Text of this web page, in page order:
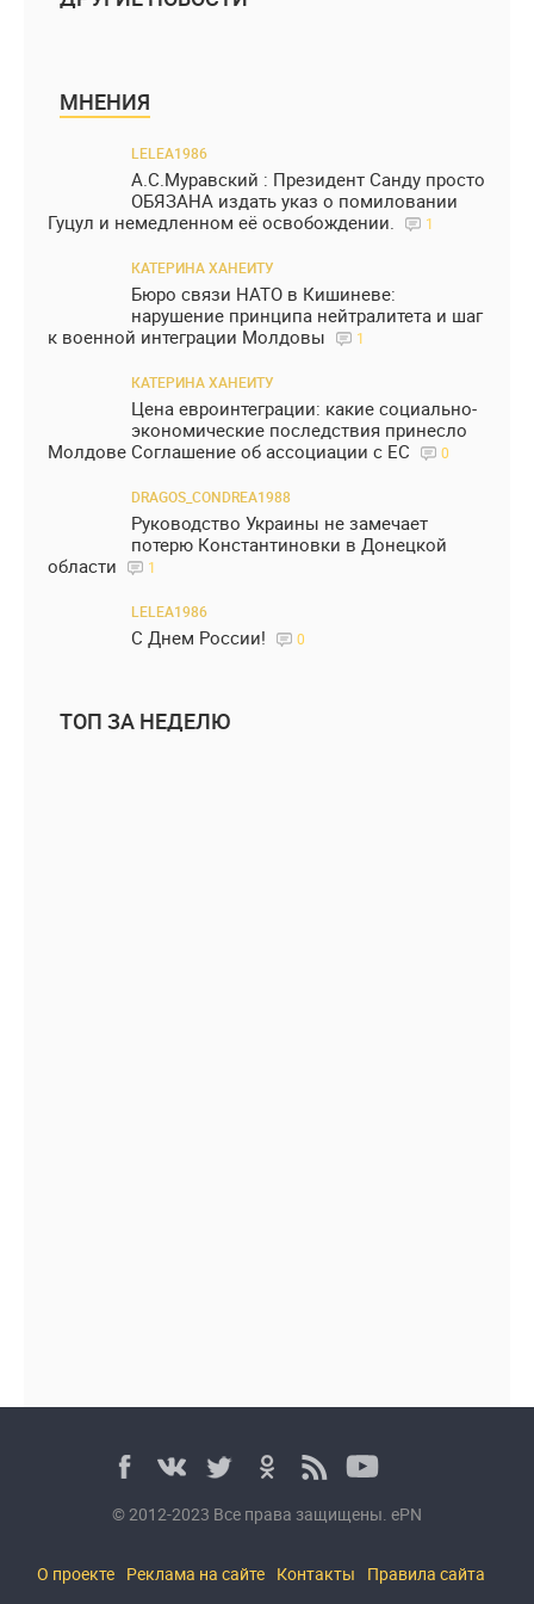
МНЕНИЯ
LELEA1986
А.С.Муравский : Президент Санду просто
ОБЯЗАНА издать указ о помиловании
Гуцул и немедленном её освобождении.
1
КАТЕРИНА ХАНЕИТУ
Бюро связи НАТО в Кишиневе:
нарушение принципа нейтралитета и шаг
к военной интеграции Молдовы
1
КАТЕРИНА ХАНЕИТУ
Цена евроинтеграции: какие социально-
экономические последствия принесло
Молдове Соглашение об ассоциации с ЕС
0
DRAGOS_CONDREA1988
Руководство Украины не замечает
потерю Константиновки в Донецкой
области
1
LELEA1986
С Днем России! 0
ТОП ЗА НЕДЕЛЮ
© 2012-2023 Все права защищены. ePN
О проекте Реклама на сайте Контакты Правила сайта